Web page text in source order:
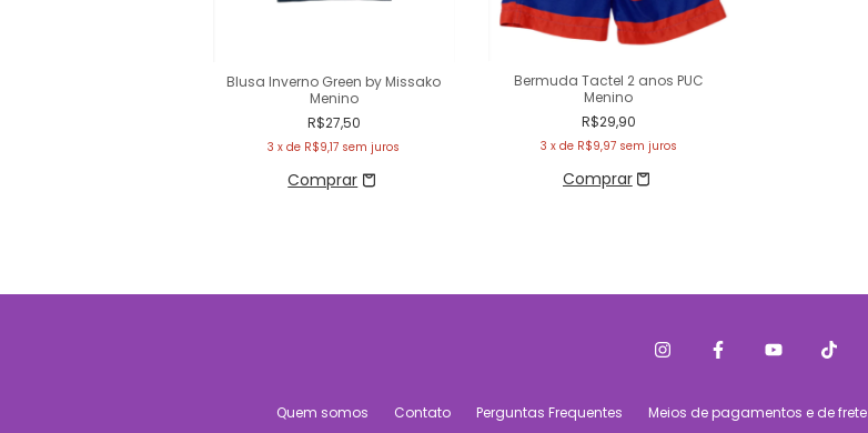
Blusa Inverno Green by Missako
Menino
R$27,50
3 x de R$9,17 sem juros
Bermuda Tactel 2 anos PUC
Menino
R$29,90
3 x de R$9,97 sem juros
Quem somos Contato Perguntas Frequentes Meios de pagamentos e de frete